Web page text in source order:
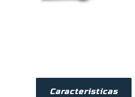
Caracteristicas